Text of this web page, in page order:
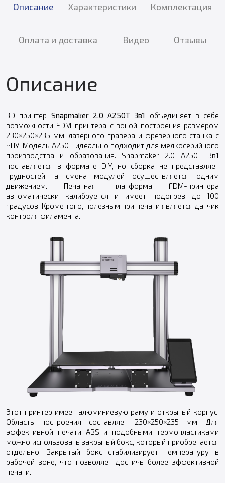
Описание Характеристики Комплектация
Оплата и доставка Видео Отзывы
Описание
3D принтер Snapmaker 2.0 A250T 3в1 объединяет в себе
возможности FDM-принтера с зоной построения размером
230×250×235 мм, лазерного гравера и фрезерного станка с
ЧПУ. Модель A250T идеально подходит для мелкосерийного
производства и образования. Snapmaker 2.0 A250T 3в1
поставляется в формате DIY, но сборка не представляет
трудностей, а смена модулей осуществляется одним
движением. Печатная платформа FDM-принтера
автоматически калибруется и имеет подогрев до 100
градусов. Кроме того, полезным при печати является датчик
контроля филамента.
Этот принтер имеет алюминиевую раму и открытый корпус.
Область построения составляет 230×250×235 мм. Для
эффективной печати ABS и подобными термопластиками
можно использовать закрытый бокс, который приобретается
отдельно. Закрытый бокс стабилизирует температуру в
рабочей зоне, что позволяет достичь более эффективной
печати.